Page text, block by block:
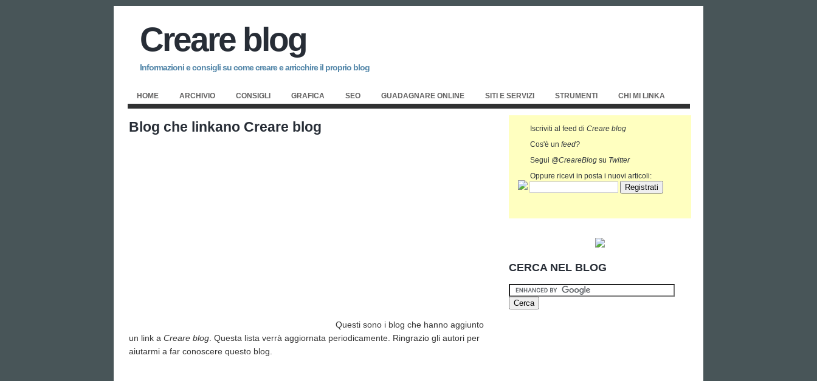
Creare blog
Informazioni e consigli su come creare e arricchire il proprio blog
HOME ARCHIVIO CONSIGLI GRAFICA SEO GUADAGNARE ONLINE SITI E SERVIZI STRUMENTI CHI MI LINKA
Blog che linkano Creare blog
Questi sono i blog che hanno aggiunto
un link a Creare blog . Questa lista verrà aggiornata periodicamente. Ringrazio gli autori per
aiutarmi a far conoscere questo blog.
Iscriviti al feed di Creare blog
Cos'è un feed?
Segui @CreareBlog su Twitter
Oppure ricevi in posta i nuovi articoli:
CERCA NEL BLOG